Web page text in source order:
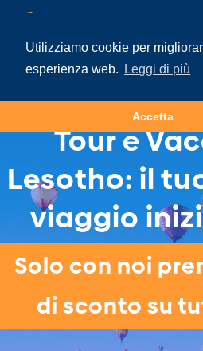
Utilizziamo cookie per
esperienza web.
Leggi di più
Accetta
Tour e
Lesotho: il
viaggio
Solo con noi
di sconto su